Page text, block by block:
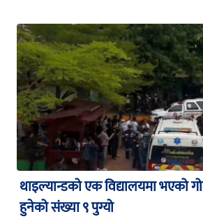
थाइल्यान्डको एक विद्यालयमा भएको
हुनेको संख्या ९ पुग्यो